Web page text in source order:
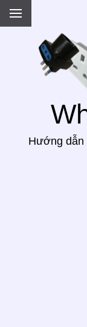
Hướng dẫn